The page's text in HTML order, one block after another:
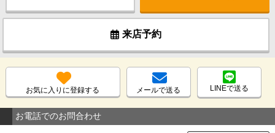
来店予約
お気に入りに登録する メールで送る LINEで送る
お電話でのお問合わせ